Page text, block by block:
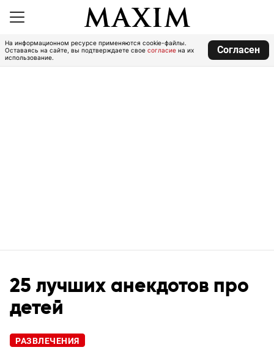
На информационном ресурсе применяются cookie-файлы.
Оставаясь на сайте, вы подтверждаете свое согласие на их
использование.
Согласен
25 лучших анекдотов про
детей
РАЗВЛЕЧЕНИЯ